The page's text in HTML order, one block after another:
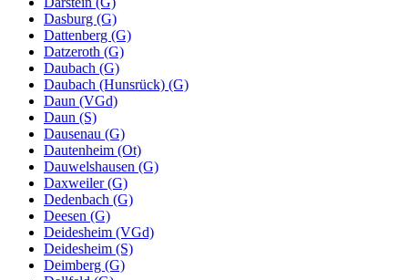
Dasburg (G)
Dattenberg (G)
Datzeroth (G)
Daubach (G)
Daubach (Hunsrück) (G)
Daun (VGd)
Daun (S)
Dausenau (G)
Dautenheim (Ot)
Dauwelshausen (G)
Daxweiler (G)
Dedenbach (G)
Deesen (G)
Deidesheim (VGd)
Deidesheim (S)
Deimberg (G)